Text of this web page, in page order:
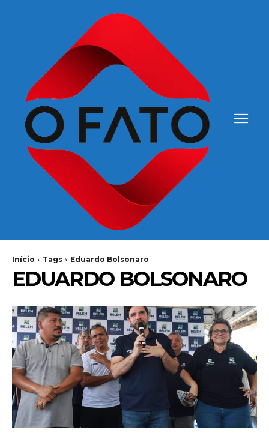
Início Tags Eduardo Bolsonaro
EDUARDO BOLSONARO